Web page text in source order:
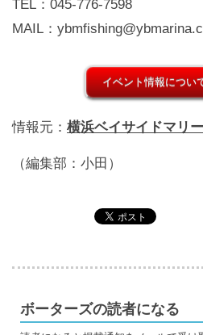
TEL：045-776-7598
MAIL：
イベント情報につい
情報元： 横浜ベイサイドマリ
（編集部：小田）
ボーターズの読者になる